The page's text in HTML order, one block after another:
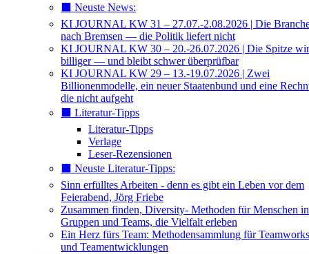
⬛️ Neuste News:
KI JOURNAL KW 31 – 27.07.-2.08.2026 | Die
nach Bremsen — die Politik liefert nicht
KI JOURNAL KW 30 – 20.-26.07.2026 | Die Spitze
billiger — und bleibt schwer überprüfbar
KI JOURNAL KW 29 – 13.-19.07.2026 | Zwei
Billionenmodelle, ein neuer Staatenbund und eine
die nicht aufgeht
⬛️ Literatur-Tipps
Literatur-Tipps
Verlage
Leser-Rezensionen
⬛️ Neuste Literatur-Tipps:
Sinn erfülltes Arbeiten - denn es gibt ein Leben vor dem
Feierabend, Jörg Friebe
Zusammen finden, Diversity- Methoden für Menschen in
Gruppen und Teams, die Vielfalt erleben
Ein Herz fürs Team: Methodensammlung für
und Teamentwicklungen